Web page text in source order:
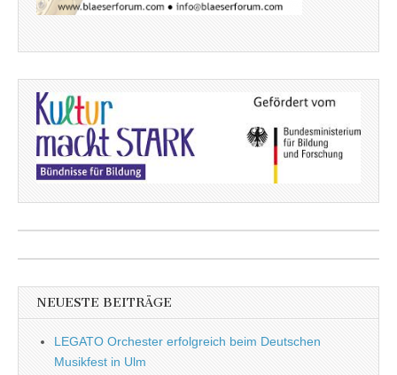
NEUESTE BEITRÄGE
LEGATO Orchester erfolgreich beim Deutschen
Musikfest in Ulm